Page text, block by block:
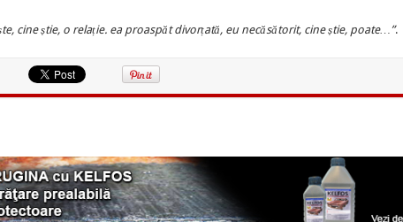
cine știe, o relație. ea proaspăt divorțată, eu necăsătorit, cine știe, poate…”.